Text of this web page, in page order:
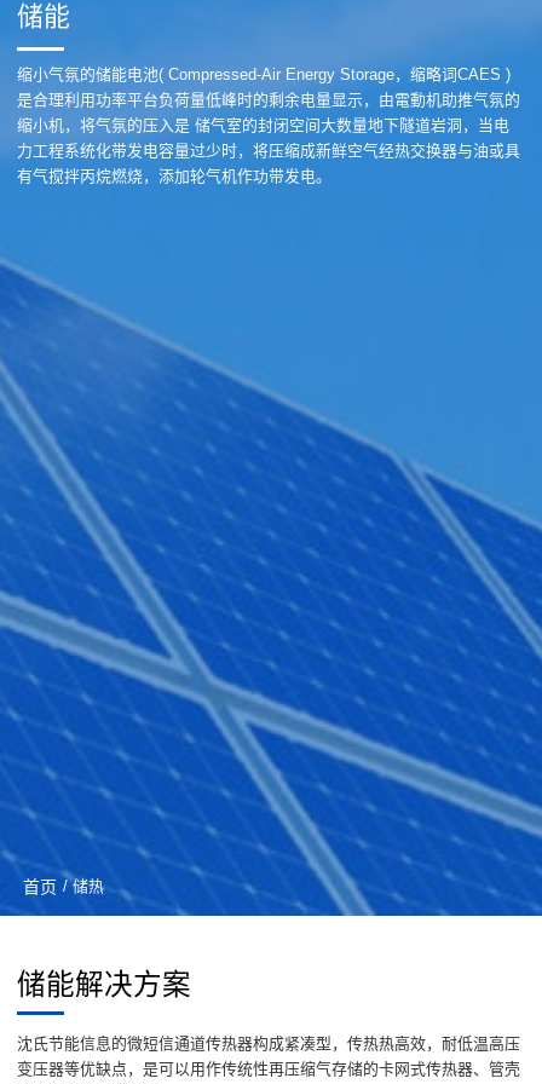
储能
缩小气氛的储能电池( Compressed-Air Energy Storage，缩略词CAES )
是合理利用功率平台负荷量低峰时的剩余电量显示，由電動机助推气氛的
缩小机，将气氛的压入是 储气室的封闭空间大数量地下隧道岩洞，当电
力工程系统化带发电容量过少时，将压缩成新鲜空气经热交换器与油或具
有气搅拌丙烷燃烧，添加轮气机作功带发电。
首页 / 储热
储能解决方案
沈氏节能信息的微短信通道传热器构成紧凑型，传热热高效，耐低温高压
变压器等优缺点，是可以用作传统性再压缩气存储的卡网式传热器、管壳